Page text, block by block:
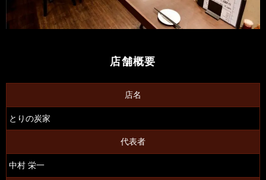
店舗概要
店名
とりの炭家
代表者
中村 栄一